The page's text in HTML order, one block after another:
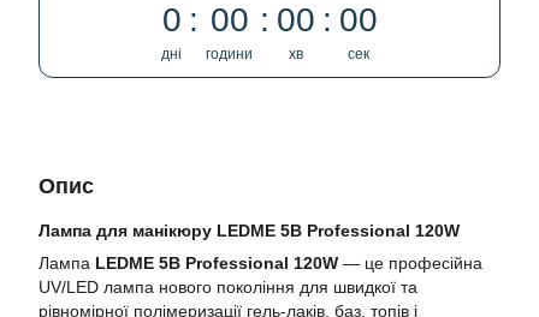
0
дні
00
години
00
хв
00
сек
Опис
Лампа для манікюру LEDME 5B Professional 120W
Лампа LEDME 5B Professional 120W — це професійна
UV/LED лампа нового покоління для швидкої та
рівномірної полімеризації гель-лаків, баз, топів і